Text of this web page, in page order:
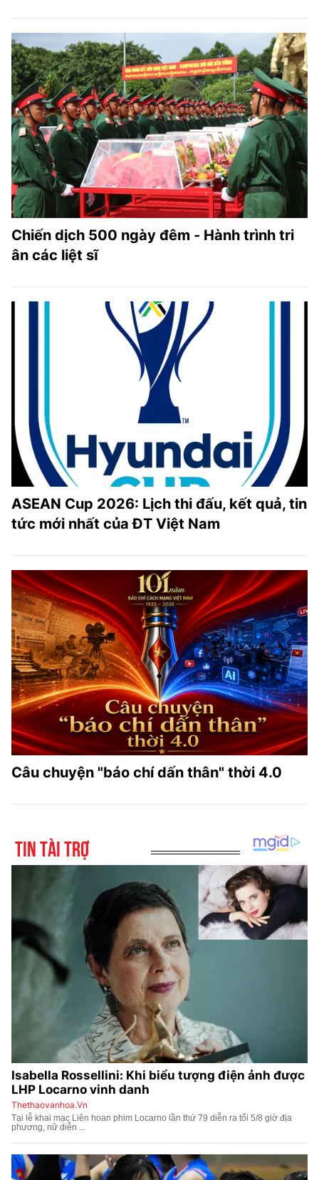
Chiến dịch 500 ngày đêm - Hành trình tri
ân các liệt sĩ
ASEAN Cup 2026: Lịch thi đấu, kết quả, tin
tức mới nhất của ĐT Việt Nam
Câu chuyện "báo chí dấn thân" thời 4.0